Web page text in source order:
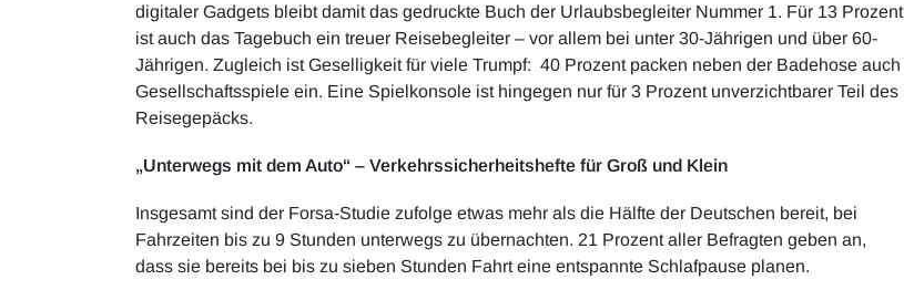
digitaler Gadgets bleibt damit das gedruckte Buch der Urlaubsbegleiter Nummer 1. Für 13 Prozent
ist auch das Tagebuch ein treuer Reisebegleiter – vor allem bei unter 30-Jährigen und über 60-
Jährigen. Zugleich ist Geselligkeit für viele Trumpf: 40 Prozent packen neben der Badehose auch
Gesellschaftsspiele ein. Eine Spielkonsole ist hingegen nur für 3 Prozent unverzichtbarer Teil des
Reisegepäcks.
„Unterwegs mit dem Auto“ – Verkehrssicherheitshefte für Groß und Klein
Insgesamt sind der Forsa-Studie zufolge etwas mehr als die Hälfte der Deutschen bereit, bei
Fahrzeiten bis zu 9 Stunden unterwegs zu übernachten. 21 Prozent aller Befragten geben an,
dass sie bereits bei bis zu sieben Stunden Fahrt eine entspannte Schlafpause planen.